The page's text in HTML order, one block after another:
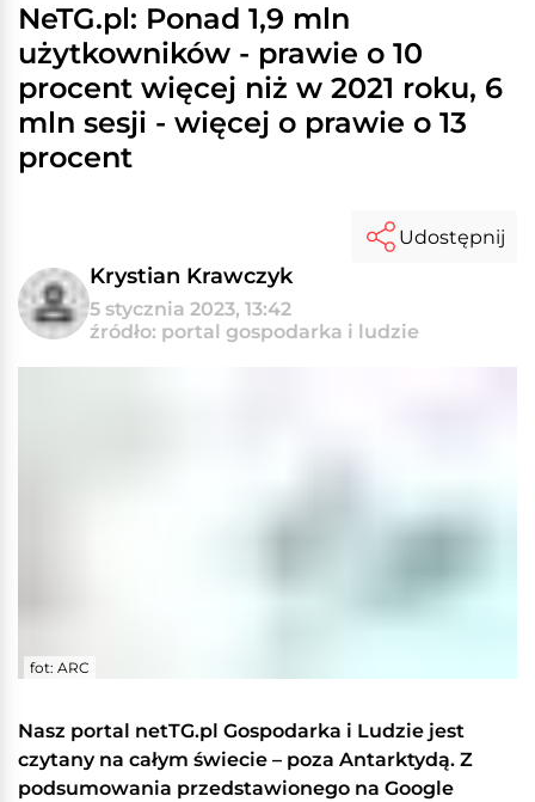
NeTG.pl: Ponad 1,9 mln
użytkowników - prawie o 10
procent więcej niż w 2021 roku, 6
mln sesji - więcej o prawie o 13
procent
Krystian Krawczyk
5 stycznia 2023, 13:42
źródło: portal gospodarka i ludzie
Udostępnij
fot: ARC
Nasz portal netTG.pl Gospodarka i Ludzie jest
czytany na całym świecie – poza Antarktydą. Z
podsumowania przedstawionego na Google